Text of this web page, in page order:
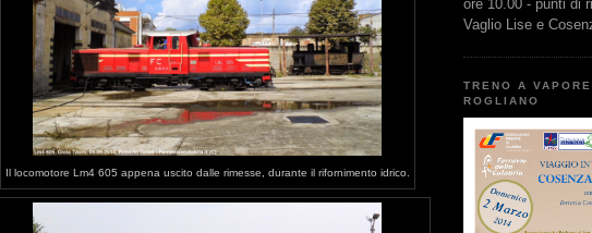
Il locomotore Lm4 605 appena uscito dalle rimesse, durante il rifornimento idrico.
ore 10.00 - punti di
Vaglio Lise e
TRENO A
ROGLIANO